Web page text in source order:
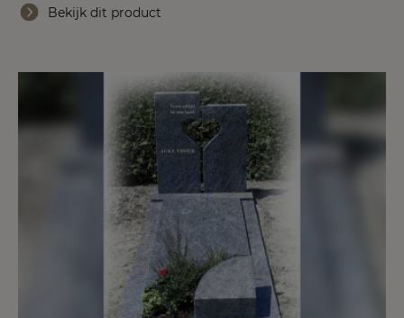
Bekijk dit product